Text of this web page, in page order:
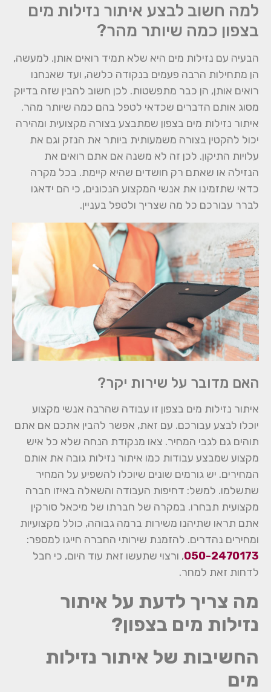
למה חשוב לבצע איתור נזילות מים
בצפון כמה שיותר מהר?
הבעיה עם נזילות מים היא שלא תמיד רואים אותן. למעשה,
הן מתחילות הרבה פעמים בנקודה כלשה, ועד שאנחנו
רואים אותן, הן כבר מתפשטות. לכן חשוב להבין שזה בדיוק
מסוג אותם הדברים שכדאי לטפל בהם כמה שיותר מהר.
איתור נזילות מים בצפון שמתבצע בצורה מקצועית ומהירה
יכול להקטין בצורה משמעותית ביותר את הנזק וגם את
עלויות התיקון. לכן זה לא משנה אם אתם רואים את
הנזילה או שאתם רק חושדים שהיא קיימת. בכל מקרה
כדאי שתזמינו את אנשי המקצוע הנכונים, כי הם ידאגו
לברר עבורכם כל מה שצריך ולטפל בעניין.
האם מדובר על שירות יקר?
איתור נזילות מים בצפון זו עבודה שהרבה אנשי מקצוע
יוכלו לבצע עבורכם. עם זאת, אפשר להבין אתכם אם אתם
תוהים גם לגבי המחיר. צאו מנקודת הנחה שלא כל איש
מקצוע שמבצע עבודות כמו איתור נזילות גובה את אותם
המחירים. יש גורמים שונים שיוכלו להשפיע על המחיר
שתשלמו. למשל: דחיפות העבודה והשאלה באיזו חברה
מקצועית תבחרו. במקרה של חברתו של מיכאל סורקין
אתם תראו שתיהנו משירות ברמה גבוהה, כולל מקצועיות
ומחירים נהדרים. להזמנת שירותי החברה חייגו למספר:
050-2470173, ורצוי שתעשו זאת עוד היום, כי חבל
לדחות זאת למחר.
מה צריך לדעת על איתור
נזילות מים בצפון?
החשיבות של איתור נזילות
מים